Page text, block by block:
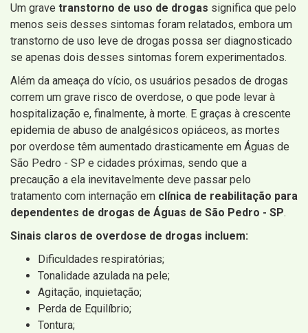
Um grave transtorno de uso de drogas significa que pelo
menos seis desses sintomas foram relatados, embora um
transtorno de uso leve de drogas possa ser diagnosticado
se apenas dois desses sintomas forem experimentados.
Além da ameaça do vício, os usuários pesados ​​de drogas
correm um grave risco de overdose, o que pode levar à
hospitalização e, finalmente, à morte. E graças à crescente
epidemia de abuso de analgésicos opiáceos, as mortes
por overdose têm aumentado drasticamente em Águas de
São Pedro - SP e cidades próximas, sendo que a
precaução a ela inevitavelmente deve passar pelo
tratamento com internação em clínica de reabilitação para
dependentes de drogas de Águas de São Pedro - SP.
Sinais claros de overdose de drogas incluem:
Dificuldades respiratórias;
Tonalidade azulada na pele;
Agitação, inquietação;
Perda de Equilíbrio;
Tontura;